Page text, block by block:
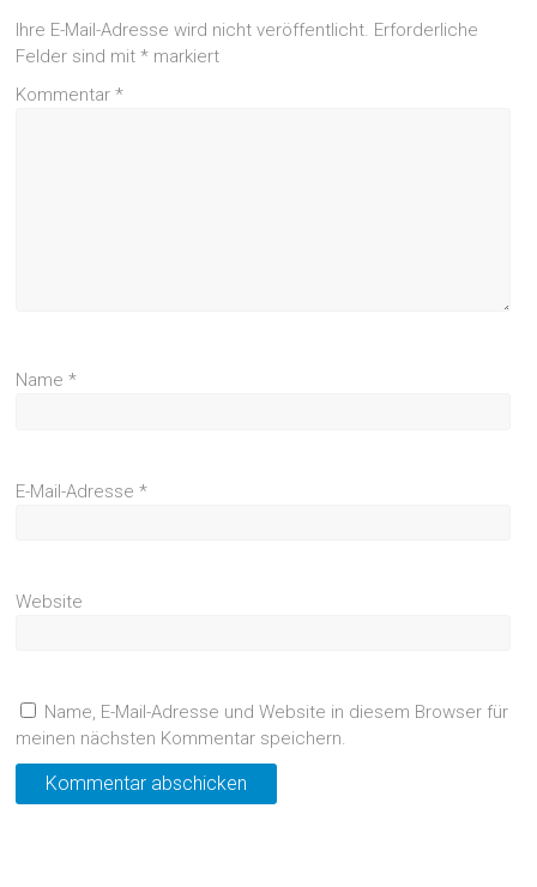
Ihre E-Mail-Adresse wird nicht veröffentlicht. Erforderliche
Felder sind mit* markiert
Kommentar*
Name*
E-Mail-Adresse*
Website
Name, E-Mail-Adresse und Website in diesem Browser für
meinen nächsten Kommentar speichern.